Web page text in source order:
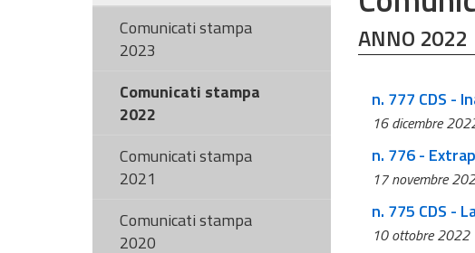
Comunicati stampa
2023
Comunicati stampa
2022
Comunicati stampa
2021
Comunicati stampa
2020
ANNO 2022
n. 777 CDS -
16 dicembre
n. 776
17 novembre
n. 775 CDS -
10 ottobre 2022